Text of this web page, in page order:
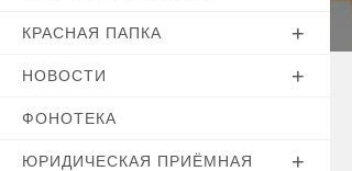
КРАСНАЯ ПАПКА
НОВОСТИ
ФОНОТЕКА
ЮРИДИЧЕСКАЯ ПРИЁМНАЯ